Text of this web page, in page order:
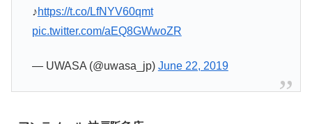
♪https://t.co/LfNYV60qmt
pic.twitter.com/aEQ8GWwoZR
— UWASA (@uwasa_jp) June 22, 2019